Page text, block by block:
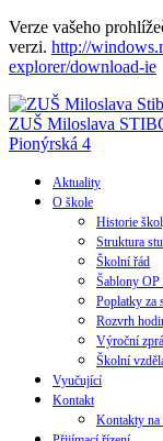
Verze vašeho
verzi. http://
explorer/download-ie
ZUŠ Miloslava
Pionýrská 4
Aktuality
O škole
Historie
Struktura
Školní řád
Šablony
Poplatky za
Rozvrh
Výroční
Školní
Vyučující
Kontakt
Kontakty